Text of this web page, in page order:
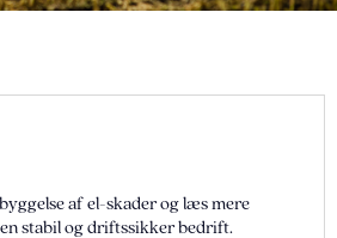
af el-skader og læs mere
stabil og driftssikker bedrift.